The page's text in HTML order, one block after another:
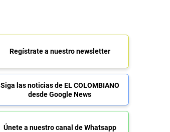
Regístrate a nuestro newsletter
Siga las noticias de EL COLOMBIANO
desde Google News
Únete a nuestro canal de Whatsapp